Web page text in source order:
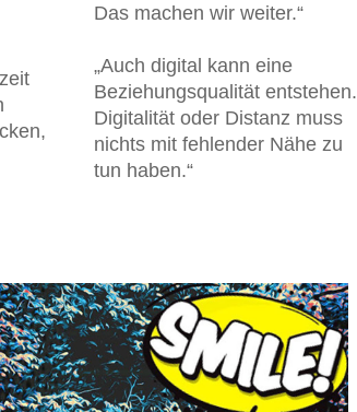
Das machen wir weiter.“
„Auch digital kann eine
Beziehungsqualität entstehen.
Digitalität oder Distanz muss
nichts mit fehlender Nähe zu
tun haben.“